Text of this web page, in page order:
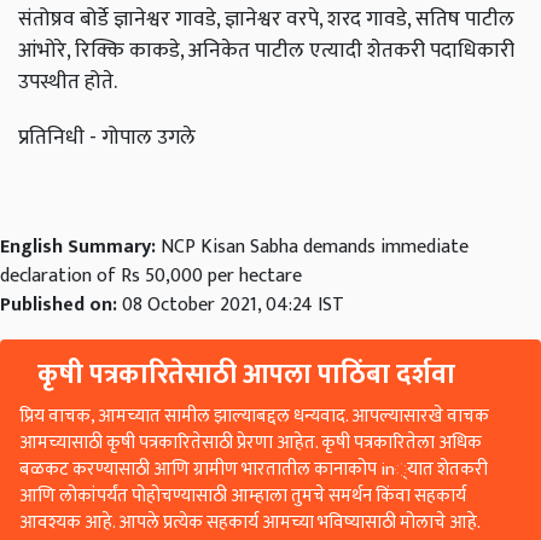
संतोष्रव बोर्डे ज्ञानेश्वर गावडे, ज्ञानेश्वर वरपे, शरद गावडे, सतिष पाटील
आंभोरे, रिक्कि काकडे, अनिकेत पाटील एत्यादी शेतकरी पदाधिकारी
उपस्थीत होते.
प्रतिनिधी - गोपाल उगले
English Summary:NCP Kisan Sabha demands immediate
declaration of Rs 50,000 per hectare
Published on:08 October 2021, 04:24 IST
कृषी पत्रकारितेसाठी आपला पाठिंबा दर्शवा
प्रिय वाचक, आमच्यात सामील झाल्याबद्दल धन्यवाद. आपल्यासारखे वाचक
आमच्यासाठी कृषी पत्रकारितेसाठी प्रेरणा आहेत. कृषी पत्रकारितेला अधिक
बळकट करण्यासाठी आणि ग्रामीण भारतातील कानाकोप in्यात शेतकरी
आणि लोकांपर्यंत पोहोचण्यासाठी आम्हाला तुमचे समर्थन किंवा सहकार्य
आवश्यक आहे. आपले प्रत्येक सहकार्य आमच्या भविष्यासाठी मोलाचे आहे.